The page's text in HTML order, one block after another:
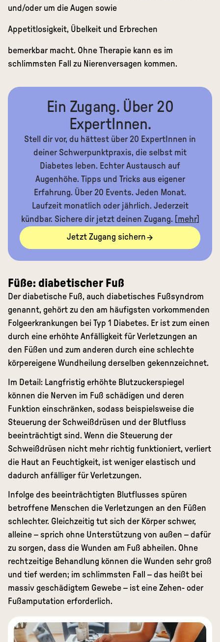
und/oder um die Augen sowie
Appetitlosigkeit, Übelkeit und Erbrechen
bemerkbar macht. Ohne Therapie kann es im
schlimmsten Fall zu Nierenversagen kommen.
Ein Zugang. Über 20
ExpertInnen.
Stell dir vor, du hättest über 20 ExpertInnen in
deiner Schwerpunktpraxis, die selbst mit
Diabetes leben. Echter Austausch auf
Augenhöhe. Tipps und Tricks aus eigener
Erfahrung. Über 20 Events. Jeden Monat.
Laufzeit monatlich oder jährlich. Jederzeit
kündbar. Sichere dir jetzt deinen Zugang. [ mehr]
Jetzt Zugang sichern
Füße: diabetischer Fuß
Der diabetische Fuß, auch diabetisches Fußsyndrom
genannt, gehört zu den am häufigsten vorkommenden
Folgeerkrankungen bei Typ 1 Diabetes. Er ist zum einen
durch eine erhöhte Anfälligkeit für Verletzungen an
den Füßen und zum anderen durch eine schlechte
körpereigene Wundheilung derselben gekennzeichnet.
Im Detail: Langfristig erhöhte Blutzuckerspiegel
können die Nerven im Fuß schädigen und deren
Funktion einschränken, sodass beispielsweise die
Steuerung der Schweißdrüsen und der Blutfluss
beeinträchtigt sind. Wenn die Steuerung der
Schweißdrüsen nicht mehr richtig funktioniert, verliert
die Haut an Feuchtigkeit, ist weniger elastisch und
dadurch anfälliger für Verletzungen.
Infolge des beeinträchtigten Blutflusses spüren
betroffene Menschen die Verletzungen an den Füßen
schlechter. Gleichzeitig tut sich der Körper schwer,
alleine – sprich ohne Unterstützung von außen – dafür
zu sorgen, dass die Wunden am Fuß abheilen. Ohne
rechtzeitige Behandlung können die Wunden sehr groß
und tief werden; im schlimmsten Fall – das heißt bei
massiv geschädigtem Gewebe – ist eine Zehen- oder
Fußamputation erforderlich.